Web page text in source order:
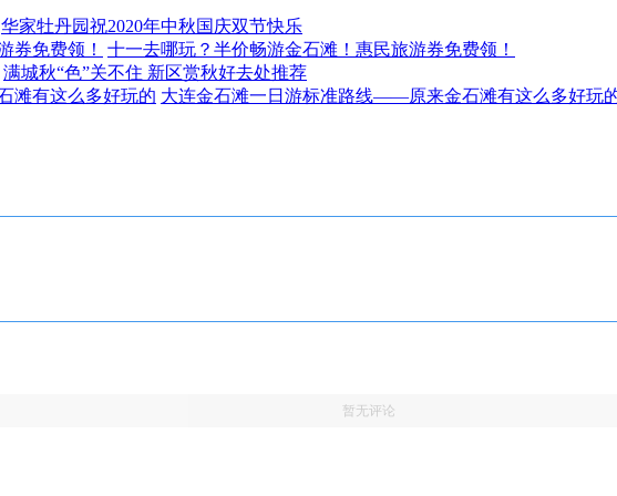
华家牡丹园祝2020年中秋国庆双节快乐
十一去哪玩？半价畅游金石滩！惠民旅游券免费领！
满城秋“色”关不住 新区赏秋好去处推荐
大连金石滩一日游标准路线——原来金石滩有这么多好玩
暂无评论